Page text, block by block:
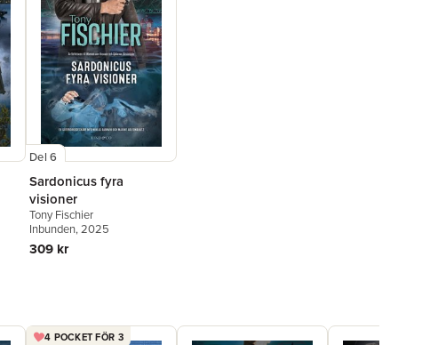
Del 6
Sardonicus fyra
visioner
Tony Fischier
Inbunden, 2025
309 kr
4 POCKET FÖR 3